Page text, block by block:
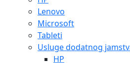
Lenovo
Microsoft
Tableti
Usluge dodatnog
HP